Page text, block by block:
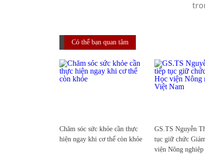
Có thể bạn quan tâm
Chăm sóc sức khỏe cần thực
hiện ngay khi cơ thể còn khỏe
GS.TS Nguyễn
tục giữ chức
viện Nông